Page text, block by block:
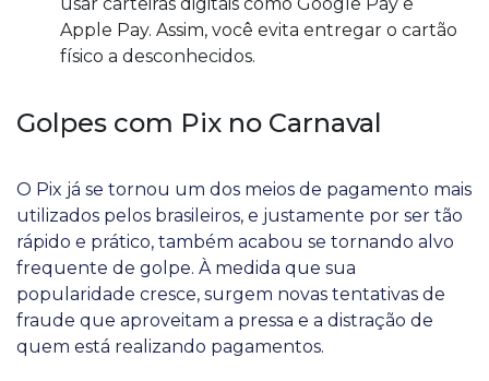
Apple Pay. Assim, você evita entregar o cartão
físico a desconhecidos.
Golpes com Pix no Carnaval
O Pix já se tornou um dos meios de pagamento mais
utilizados pelos brasileiros, e justamente por ser tão
rápido e prático, também acabou se tornando alvo
frequente de golpe. À medida que sua
popularidade cresce, surgem novas tentativas de
fraude que aproveitam a pressa e a distração de
quem está realizando pagamentos.